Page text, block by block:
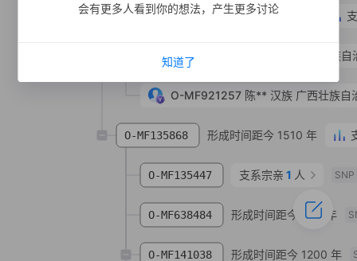
O-MF921263 形成时间距今 380 年
O-MF135868 形成时间距今 1510 年
O-MV197448 广西壮族
O-MF921257 陈** 汉族 广西壮族自
O-MF135447 支系宗亲 1 人 SNP
O-MF638484 形成时间距今 860 年
O-MF141038 形成时间距今 1200 年
会有更多人看到你的想法，产生更多讨论
知道了